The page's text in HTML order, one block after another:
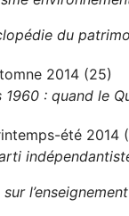
du
2014 (25)
1960 : quand le
été 2014